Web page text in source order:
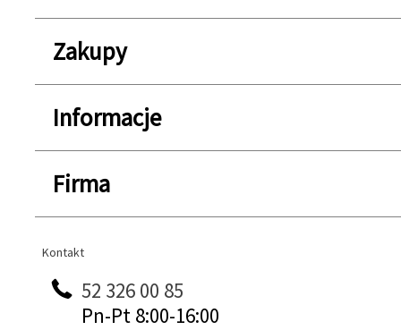
Zakupy
Informacje
Firma
Kontakt
Kontakt
52 326 00 85
Pn-Pt 8:00-16:00